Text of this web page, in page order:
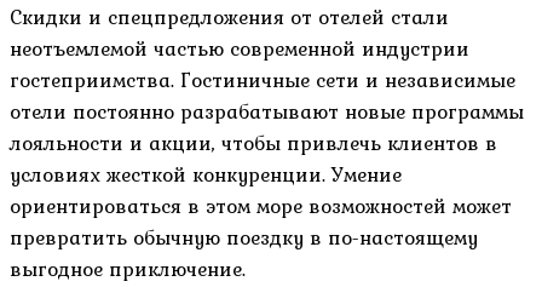
Скидки и спецпредложения от отелей стали
неотъемлемой частью современной индустрии
гостеприимства. Гостиничные сети и независимые
отели постоянно разрабатывают новые программы
лояльности и акции, чтобы привлечь клиентов в
условиях жесткой конкуренции. Умение
ориентироваться в этом море возможностей может
превратить обычную поездку в по-настоящему
выгодное приключение.